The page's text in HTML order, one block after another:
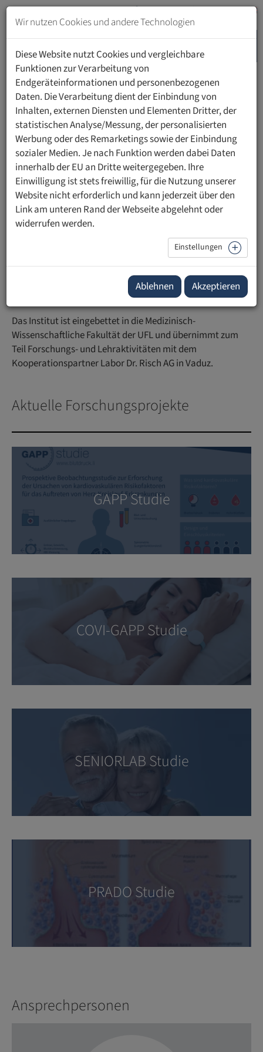
Zum
Inhalt
springen
Navigation
springen
HOME FORSCHUNG INSTITUT FÜR LABORMEDIZIN
Institut für Labormedizin (ILM)
Das Institut für Labormedizin (ILM) unter der Leitung von
Prof. Dr. med. Lorenz Risch ist 2023 gegründet worden und
widmet sich der Erforschung und Verbesserung der
Gesundheitsversorgung durch die Analyse und
Interpretation labormedizinischer Daten. Mit unseren
Forschungsprojekten streben wir danach, innovative
Lösungen und präzise Diagnostik für diagnostische,
therapeutische und epidemiologische Fragestellungen zu
entwickeln. Darüber hinaus soll die Möglichkeit gegeben
werden, mit Forschung aus dem Rheintal Relevantes und
international Beachtetes zur Wissenschaft beizutragen.
Das Institut ist eingebettet in die Medizinisch-
Wissenschaftliche Fakultät der UFL und übernimmt zum
Teil Forschungs- und Lehraktivitäten mit dem
Kooperationspartner Labor Dr. Risch AG in Vaduz.
Aktuelle Forschungsprojekte
GAPP Studie
COVI-GAPP Studie
SENIORLAB Studie
PRADO Studie
Ansprechpersonen
Wir nutzen Cookies und andere Technologien
Diese Website nutzt Cookies und vergleichbare
Funktionen zur Verarbeitung von
Endgeräteinformationen und personenbezogenen
Daten. Die Verarbeitung dient der Einbindung von
Inhalten, externen Diensten und Elementen Dritter, der
statistischen Analyse/Messung, der personalisierten
Werbung oder des Remarketings sowie der Einbindung
sozialer Medien. Je nach Funktion werden dabei Daten
innerhalb der EU an Dritte weitergegeben. Ihre
Einwilligung ist stets freiwillig, für die Nutzung unserer
Website nicht erforderlich und kann jederzeit über den
Link am unteren Rand der Webseite abgelehnt oder
widerrufen werden.
Einstellungen
Ablehnen Akzeptieren